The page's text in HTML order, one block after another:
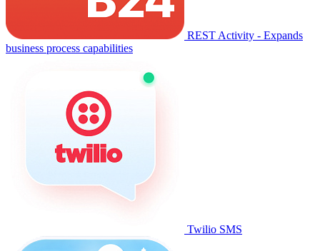
REST Activity - Expands
business process capabilities
Twilio SMS